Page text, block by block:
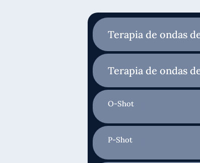
Terapia de ondas
Terapia de ondas
O-Shot
P-Shot